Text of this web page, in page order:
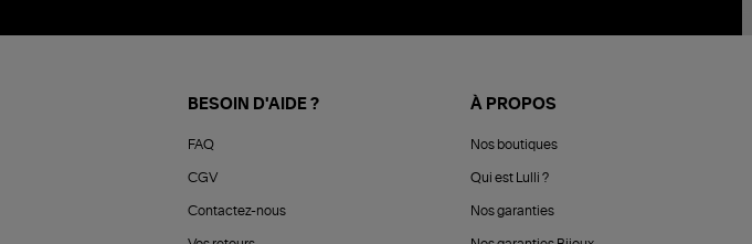
BESOIN D'AIDE ?
FAQ
CGV
Contactez-nous
À PROPOS
Nos boutiques
Qui est Lulli ?
Nos garanties